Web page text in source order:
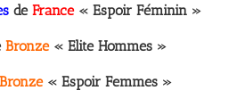
de France« Espoir Féminin »
Bronze« Elite Hommes »
Bronze« Espoir Femmes »